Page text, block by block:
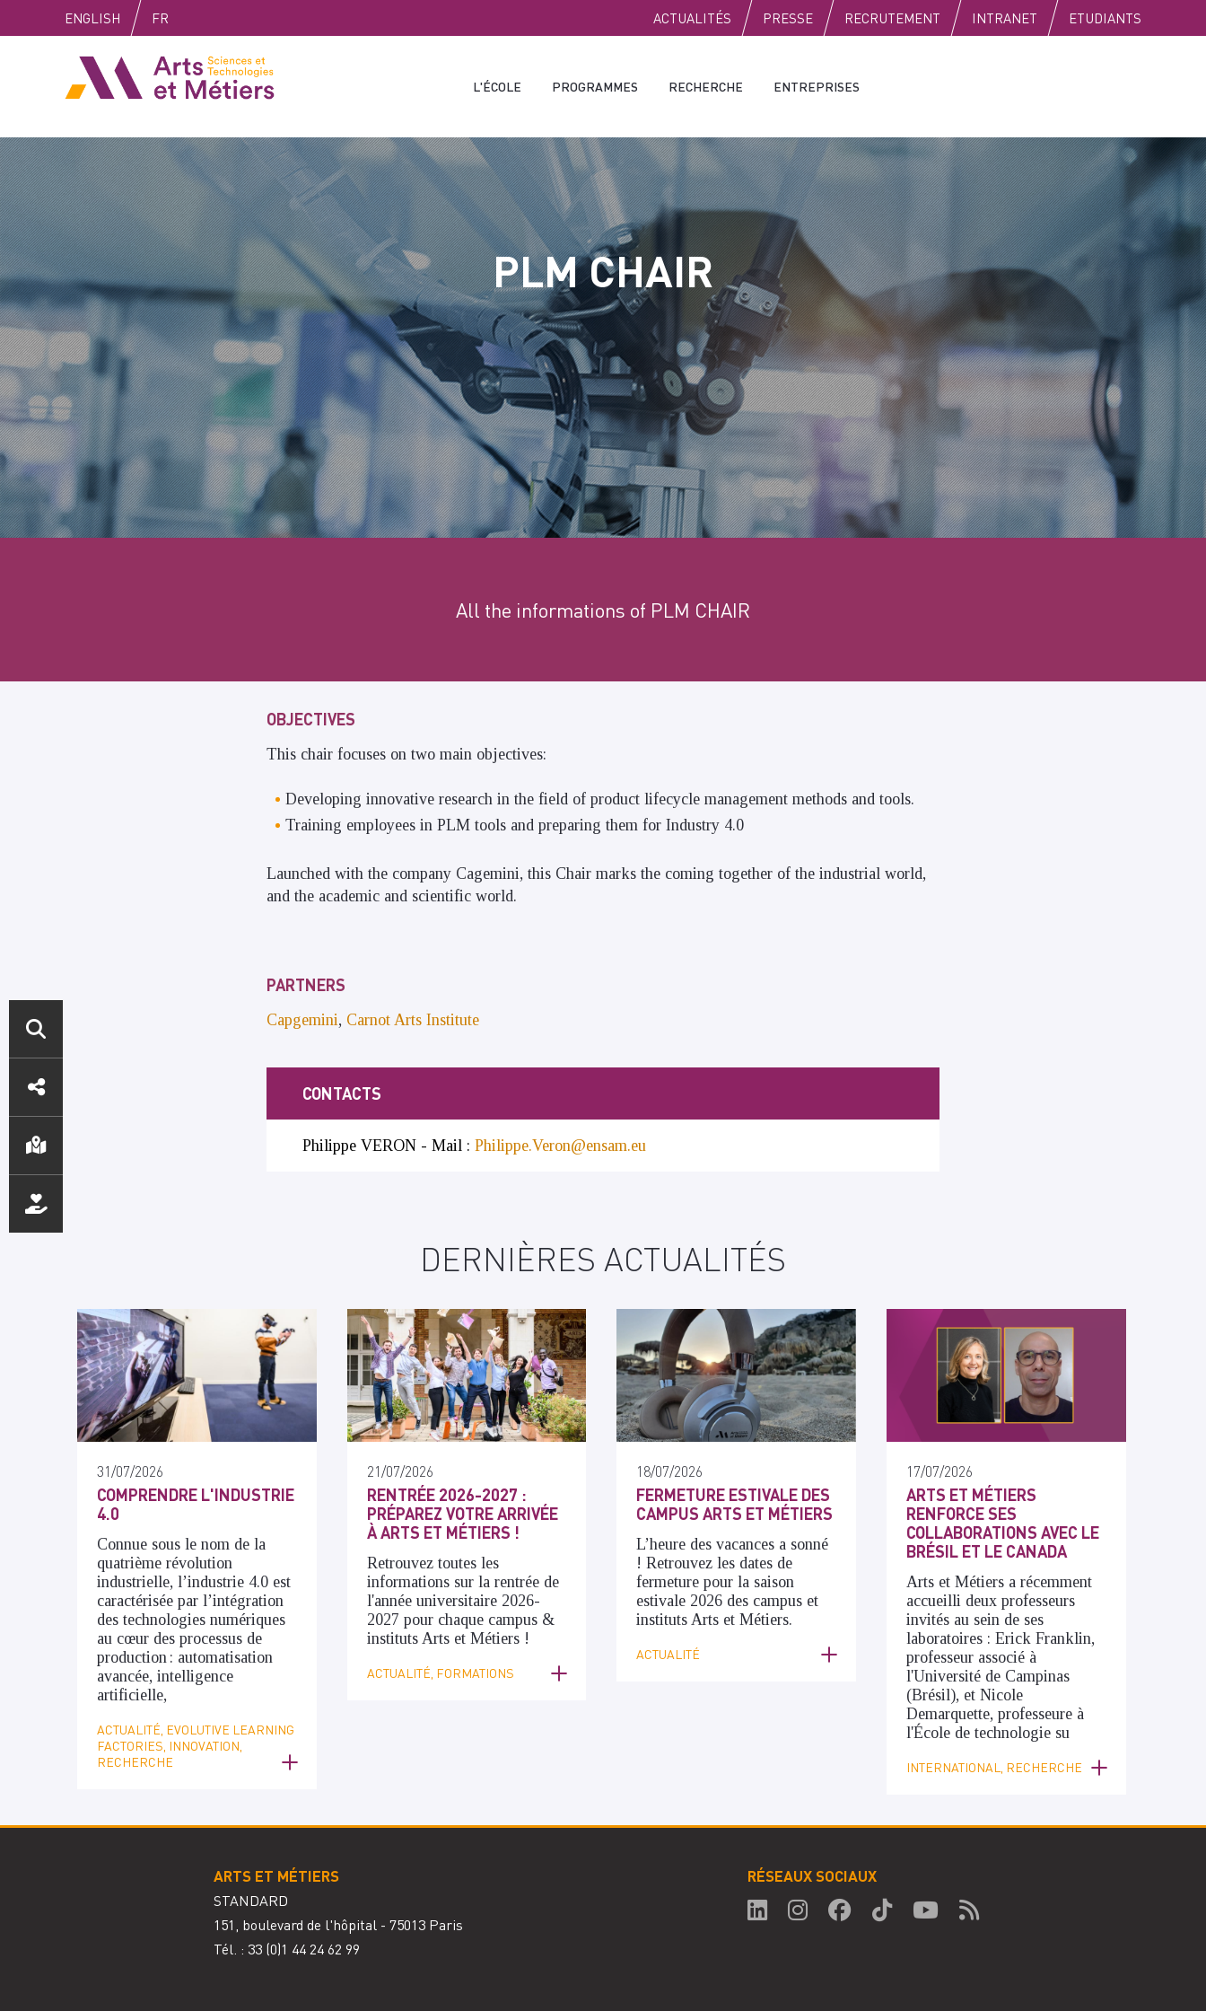
to
to
to
ENGLISH FR PUBLIC
ACTUALITÉS PRESSE RECRUTEMENT INTRANET ETUDIANTS
Arts et métiers
L'ÉCOLE PROGRAMMES RECHERCHE ENTREPRISES
ACCÈS
DIRECTS
PLM CHAIR
All the informations of PLM CHAIR
OBJECTIVES
This chair focuses on two main objectives:
Developing innovative research in the field of product lifecycle management methods and tools.
Training employees in PLM tools and preparing them for Industry 4.0
Launched with the company Cagemini, this Chair marks the coming together of the industrial world,
and the academic and scientific world.
PARTNERS
Capgemini, Carnot Arts Institute
CONTACTS
Philippe VERON - Mail : Philippe.Veron@ensam.eu
DERNIÈRES ACTUALITÉS
31/07/2026
COMPRENDRE L'INDUSTRIE
4.0
Connue sous le nom de la
quatrième révolution
industrielle, l’industrie 4.0 est
caractérisée par l’intégration
des technologies numériques
au cœur des processus de
production : automatisation
avancée, intelligence
artificielle,
ACTUALITÉ, EVOLUTIVE LEARNING
FACTORIES, INNOVATION,
RECHERCHE
21/07/2026
RENTRÉE 2026-2027 :
PRÉPAREZ VOTRE ARRIVÉE
À ARTS ET MÉTIERS !
Retrouvez toutes les
informations sur la rentrée de
l'année universitaire 2026-
2027 pour chaque campus &
instituts Arts et Métiers !
ACTUALITÉ, FORMATIONS
18/07/2026
FERMETURE ESTIVALE DES
CAMPUS ARTS ET MÉTIERS
L’heure des vacances a sonné
! Retrouvez les dates de
fermeture pour la saison
estivale 2026 des campus et
instituts Arts et Métiers.
ACTUALITÉ
17/07/2026
ARTS ET MÉTIERS
RENFORCE SES
COLLABORATIONS AVEC LE
BRÉSIL ET LE CANADA
Arts et Métiers a récemment
accueilli deux professeurs
invités au sein de ses
laboratoires : Erick Franklin,
professeur associé à
l'Université de Campinas
(Brésil), et Nicole
Demarquette, professeure à
l'École de technologie su
INTERNATIONAL, RECHERCHE
ARTS ET MÉTIERS
STANDARD
151, boulevard de l'hôpital - 75013 Paris
Tél. : 33 (0)1 44 24 62 99
RÉSEAUX SOCIAUX